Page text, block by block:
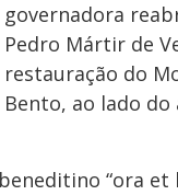
governadora
Pedro Mártir de
restauração do
Bento, ao lado
“ora et